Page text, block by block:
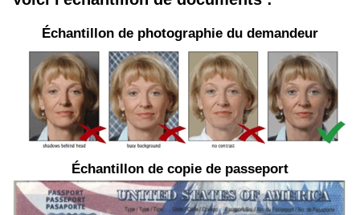
Échantillon de photographie du demandeur
Échantillon de copie de passeport